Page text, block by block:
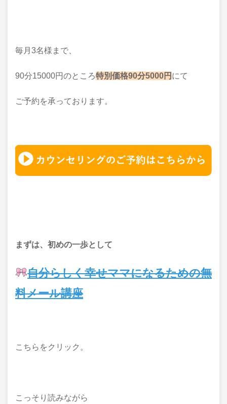
毎月3名様まで、
90分15000円のところ特別価格90分5000円 にて
ご予約を承っております。
まずは、初めの一歩として
自分らしく幸せママになるための無
料メール講座
こちらをクリック。
こっそり読みながら